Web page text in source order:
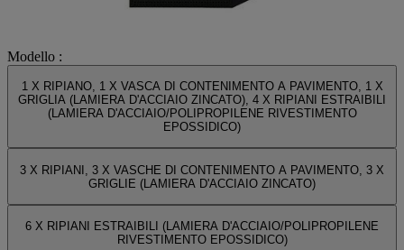
Modello :
1 X RIPIANO, 1 X VASCA DI CONTENIMENTO A PAVIMENTO, 1 X
GRIGLIA (LAMIERA D'ACCIAIO ZINCATO), 4 X RIPIANI ESTRAIBILI
(LAMIERA D'ACCIAIO/POLIPROPILENE RIVESTIMENTO
EPOSSIDICO)
3 X RIPIANI, 3 X VASCHE DI CONTENIMENTO A PAVIMENTO, 3 X
GRIGLIE (LAMIERA D'ACCIAIO ZINCATO)
6 X RIPIANI ESTRAIBILI (LAMIERA D'ACCIAIO/POLIPROPILENE
RIVESTIMENTO EPOSSIDICO)